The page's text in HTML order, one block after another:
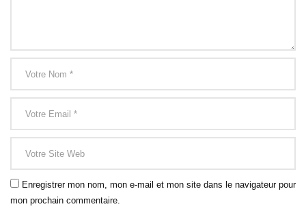
Enregistrer mon nom, mon e-mail et mon site dans le navigateur pour
mon prochain commentaire.